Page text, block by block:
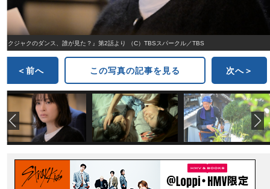
『クジャクのダンス、誰が見た？』第2話より （C）TBSスパークル／TBS
＜前へ この写真の記事を見る 次へ＞